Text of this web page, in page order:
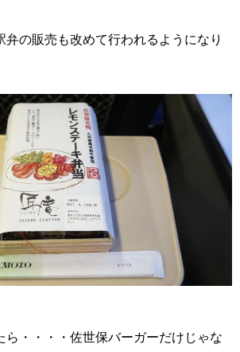
弁の販売も改めて行われるようになり
ら・・・・佐世保バーガーだけじゃな